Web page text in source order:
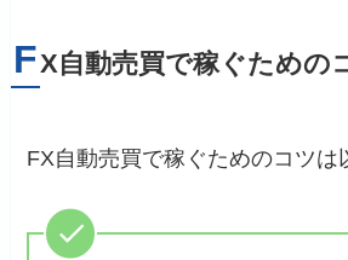
FX自動売買で稼ぐための
FX自動売買で稼ぐためのコツは